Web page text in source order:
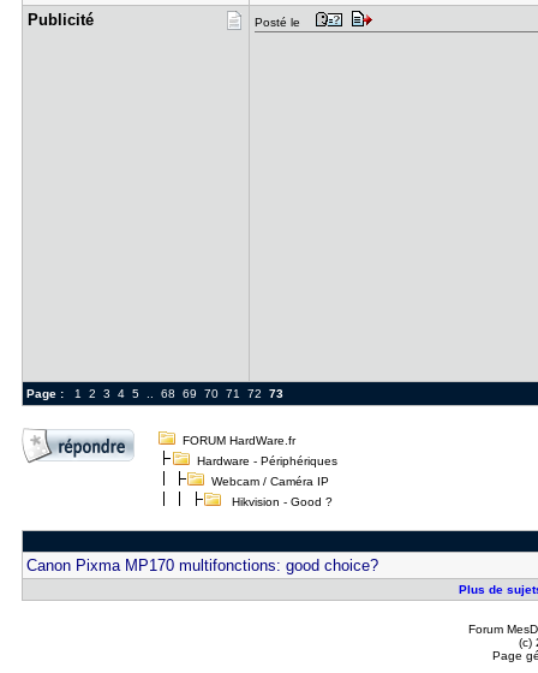
Publicité Posté le
Page : 1 2 3 4 5.. 68 69 70 71 72 73
FORUM HardWare.fr
Hardware - Périphériques
Webcam / Caméra IP
Hikvision - Good ?
Canon Pixma MP170 multifonctions: good choice?
Plus de
Forum
(c)
Page